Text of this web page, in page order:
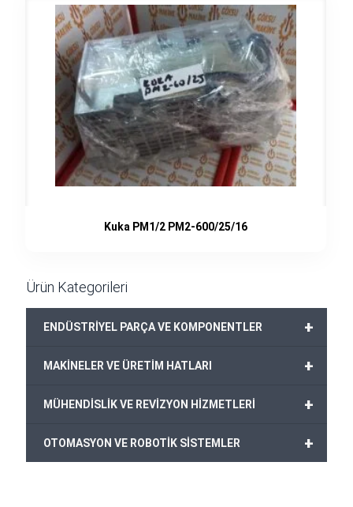
Kuka PM1/2 PM2-600/25/16
Ürün Kategorileri
+
ENDÜSTRİYEL PARÇA VE KOMPONENTLER
+
MAKİNELER VE ÜRETİM HATLARI
+
MÜHENDİSLİK VE REVİZYON HİZMETLERİ
+
OTOMASYON VE ROBOTİK SİSTEMLER